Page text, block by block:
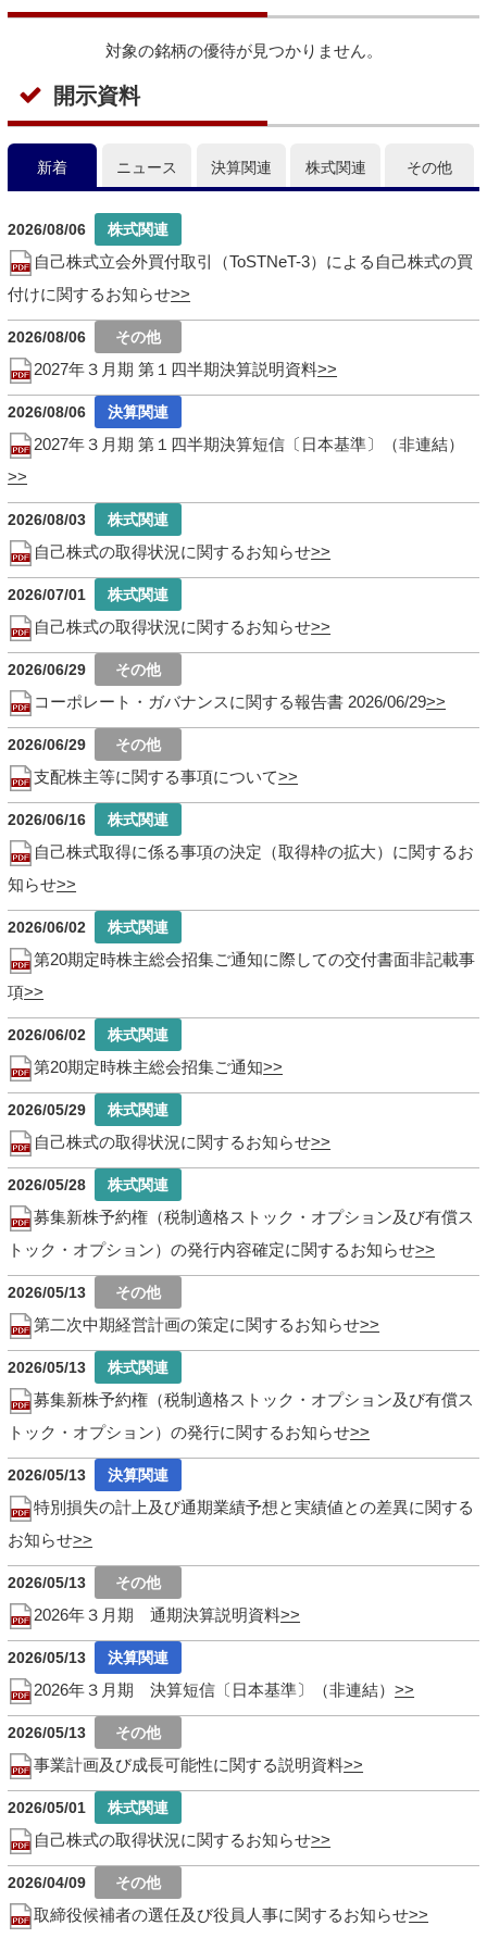
対象の銘柄の優待が見つかりません。
開示資料
新着 ニュース 決算関連 株式関連 その他
2026/08/06
自己株式立会外買付取引（ToSTNeT-3）による自己株式の買
付けに関するお知らせ
2026/08/06
2027年３月期 第１四半期決算説明資料
2026/08/06
2027年３月期 第１四半期決算短信〔日本基準〕（非連結）
2026/08/03
自己株式の取得状況に関するお知らせ
2026/07/01
自己株式の取得状況に関するお知らせ
2026/06/29
コーポレート・ガバナンスに関する報告書 2026/06/29
2026/06/29
支配株主等に関する事項について
2026/06/16
自己株式取得に係る事項の決定（取得枠の拡大）に関するお
知らせ
2026/06/02
第20期定時株主総会招集ご通知に際しての交付書面非記載事
項
2026/06/02
第20期定時株主総会招集ご通知
2026/05/29
自己株式の取得状況に関するお知らせ
2026/05/28
募集新株予約権（税制適格ストック・オプション及び有償ス
トック・オプション）の発行内容確定に関するお知らせ
2026/05/13
第二次中期経営計画の策定に関するお知らせ
2026/05/13
募集新株予約権（税制適格ストック・オプション及び有償ス
トック・オプション）の発行に関するお知らせ
2026/05/13
特別損失の計上及び通期業績予想と実績値との差異に関する
お知らせ
2026/05/13
2026年３月期 通期決算説明資料
2026/05/13
2026年３月期 決算短信〔日本基準〕（非連結）
2026/05/13
事業計画及び成長可能性に関する説明資料
2026/05/01
自己株式の取得状況に関するお知らせ
2026/04/09
取締役候補者の選任及び役員人事に関するお知らせ